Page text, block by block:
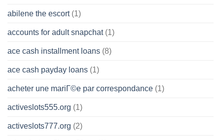
abilene the escort(1)
accounts for adult snapchat(1)
ace cash installment loans (8)
ace cash payday loans (1)
acheter une mariГ©e par correspondance (1)
activeslots555.org (1)
activeslots777.org (2)